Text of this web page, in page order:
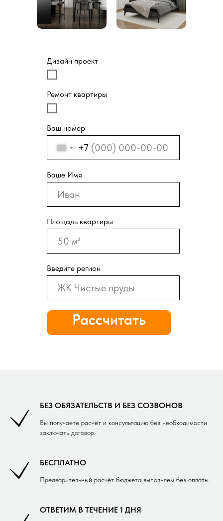
Дизайн проект
Ремонт квартиры
Ваш номер
+7
Ваше Имя
Площадь квартиры
Введите регион
Рассчитать
стоимость
БЕЗ ОБЯЗАТЕЛЬСТВ И БЕЗ СОЗВОНОВ
Вы получаете расчёт и консультацию без необходимости
заключать договор.
БЕСПЛАТНО
Предварительный расчёт бюджета выполняем без оплаты.
ОТВЕТИМ В ТЕЧЕНИЕ 1 ДНЯ